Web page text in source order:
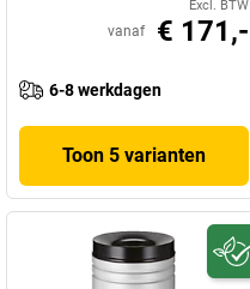
Excl. BTW
vanaf € 171,-
6-8 werkdagen
Toon 5 varianten